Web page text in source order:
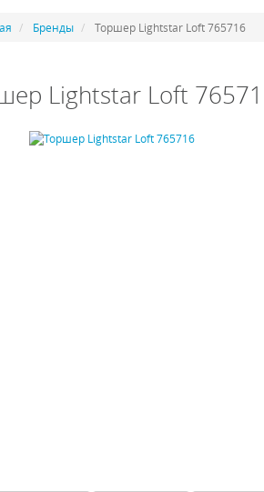
Бренды Торшер Lightstar Loft 765716
Lightstar Loft